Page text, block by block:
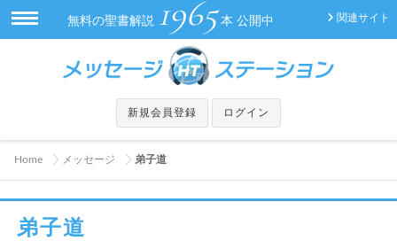
関連サイト
無料の聖書解説 1965 本 公開中
新規会員登録 ログイン
Home メッセージ 弟子道
弟子道